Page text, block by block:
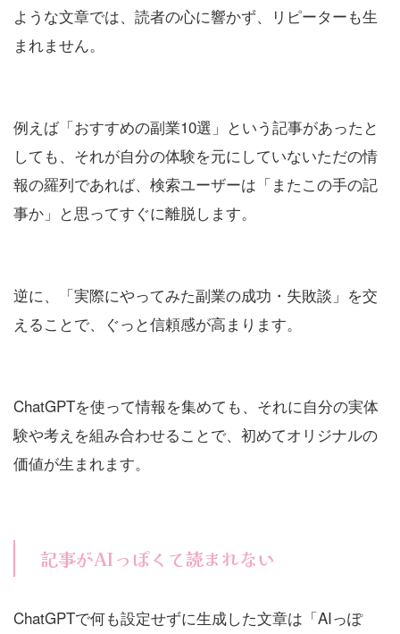
ような文章では、読者の心に響かず、リピーターも生
まれません。
例えば「おすすめの副業10選」という記事があったと
しても、それが自分の体験を元にしていないただの情
報の羅列であれば、検索ユーザーは「またこの手の記
事か」と思ってすぐに離脱します。
逆に、「実際にやってみた副業の成功・失敗談」を交
えることで、ぐっと信頼感が高まります。
ChatGPTを使って情報を集めても、それに自分の実体
験や考えを組み合わせることで、初めてオリジナルの
価値が生まれます。
記事がAIっぽくて読まれない
ChatGPTで何も設定せずに生成した文章は「AIっぽ